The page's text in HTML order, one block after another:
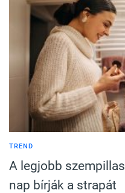
TREND
A legjobb
nap bírják a strapát